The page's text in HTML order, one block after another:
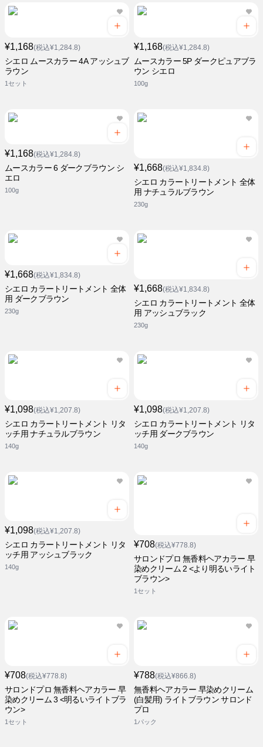
¥1,168(税込¥1,284.8)
シエロ ムースカラー 4A アッシュブ
ラウン
1セット
¥1,168(税込¥1,284.8)
ムースカラー 5P ダークピュアブラ
ウン シエロ
100g
¥1,168(税込¥1,284.8)
ムースカラー 6 ダークブラウン シ
エロ
100g
¥1,668(税込¥1,834.8)
シエロ カラートリートメント 全体
用 ナチュラルブラウン
230g
¥1,668(税込¥1,834.8)
シエロ カラートリートメント 全体
用 ダークブラウン
230g
¥1,668(税込¥1,834.8)
シエロ カラートリートメント 全体
用 アッシュブラック
230g
¥1,098(税込¥1,207.8)
シエロ カラートリートメント リタ
ッチ用 ナチュラルブラウン
140g
¥1,098(税込¥1,207.8)
シエロ カラートリートメント リタ
ッチ用 ダークブラウン
140g
¥1,098(税込¥1,207.8)
シエロ カラートリートメント リタ
ッチ用 アッシュブラック
140g
¥708(税込¥778.8)
サロンドプロ 無香料ヘアカラー 早
染めクリーム 2 <より明るいライト
ブラウン>
1セット
¥708(税込¥778.8)
サロンドプロ 無香料ヘアカラー 早
染めクリーム 3 <明るいライトブラ
ウン>
1セット
¥788(税込¥866.8)
無香料ヘアカラー 早染めクリーム
(白髪用) ライトブラウン サロンド
プロ
1パック